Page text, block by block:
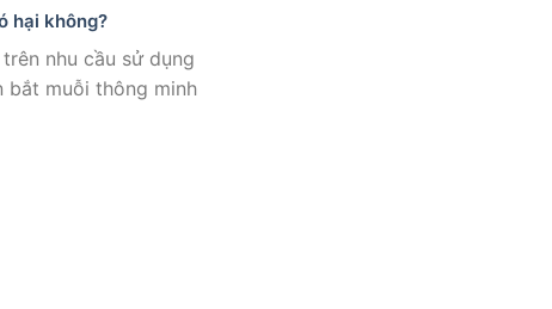
hại không?
nhu cầu sử dụng
bắt muỗi thông minh